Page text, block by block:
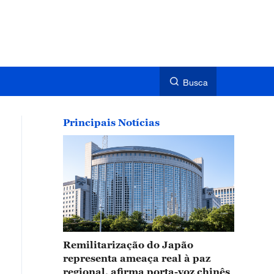
Busca
Principais Notícias
Remilitarização do Japão
representa ameaça real à paz
regional, afirma porta-voz chinês